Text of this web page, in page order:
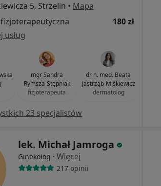
5, Strzelin • Mapa
180 zł
usług
mgr Sandra
Rymsza-Stępniak
fizjoterapeuta
dr n. med. Beata
Jastrząb-Miśkiewicz
dermatolog
23 specjalistów
lek. Michał Jamroga
Ginekolog · Więcej
217 opinii